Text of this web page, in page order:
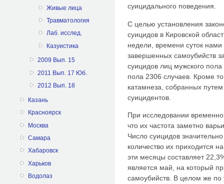
Живые лица
Травматология
Лаб. исслед.
Казуистика
2009 Вып. 15
2011 Вып. 17 Юб.
2012 Вып. 18
Казань
Красноярск
Москва
Самара
Хабаровск
Харьков
Водолаз
суицидального поведения.
С целью установления
суицидов в Кировской
недели, времени суток
завершенных самоубийств
суицидов лиц мужского
пола 2306 случаев. Кроме
катамнеза, собранных
суицидентов.
При исследовании
что их частота заметно
Число суицидов
количество их приходится
эти месяцы составляет
является май, на который
самоубийств. В целом же по